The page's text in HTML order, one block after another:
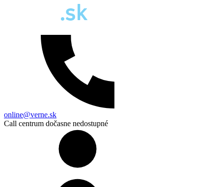
online@verne.sk
Call centrum dočasne nedostupné